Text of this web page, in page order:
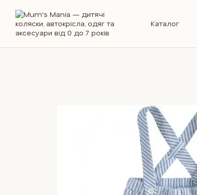
Перейти до основного контенту
Каталог